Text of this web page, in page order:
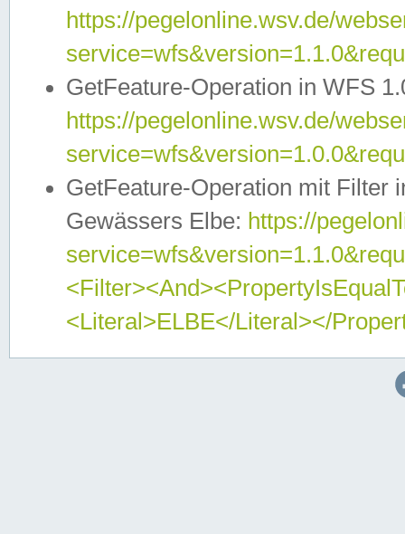
https://pegelonline.wsv.de/
GetFeature-Operation in WFS
https://pegelonline.wsv.de/
GetFeature-Operation mit Filter
Gewässers Elbe: https://
<Literal>ELBE</Literal></